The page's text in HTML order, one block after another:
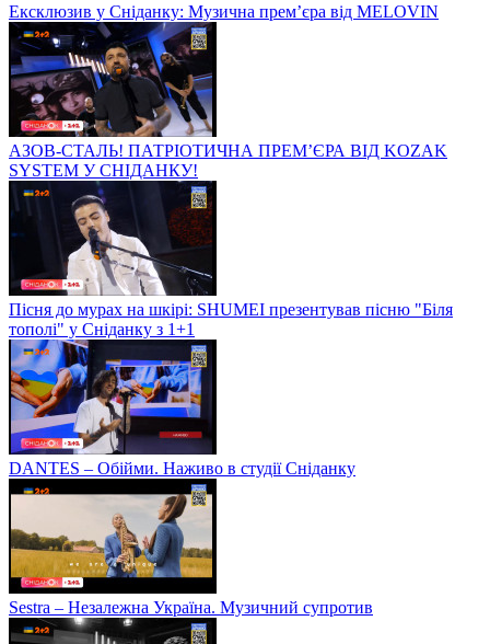
Ексклюзив у Сніданку: Музична прем’єра від MELOVIN
АЗОВ-СТАЛЬ! ПАТРІОТИЧНА ПРЕМ’ЄРА ВІД KOZAK
SYSTEM У СНІДАНКУ!
Пісня до мурах на шкірі: SHUMEI презентував пісню "Біля
тополі" у Сніданку з 1+1
DANTES – Обійми. Наживо в студії Сніданку
Sestra – Незалежна Україна. Музичний супротив